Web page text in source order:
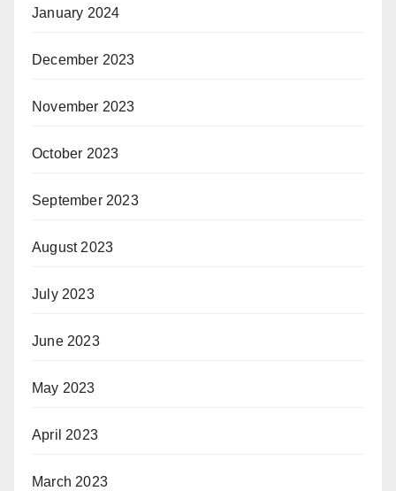
January 2024
December 2023
November 2023
October 2023
September 2023
August 2023
July 2023
June 2023
May 2023
April 2023
March 2023